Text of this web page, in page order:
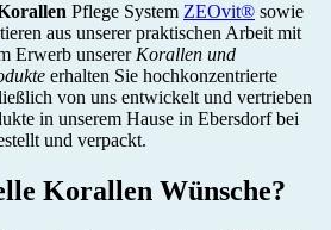
Pflege System ZEOvit® sowie
aus unserer praktischen Arbeit mit
Erwerb unserer Korallen und
erhalten Sie hochkonzentrierte
von uns entwickelt und vertrieben
in unserem Hause in Ebersdorf bei
und verpackt.
Korallen Wünsche?